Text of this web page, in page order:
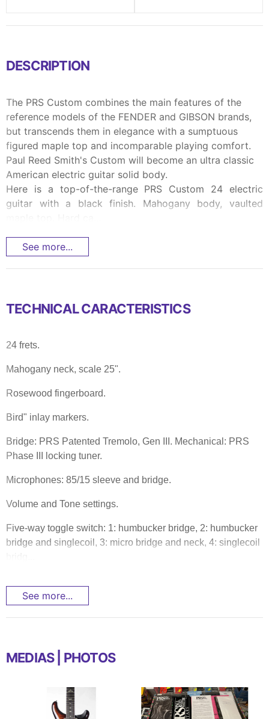
DESCRIPTION
The PRS Custom combines the main features of the
reference models of the FENDER and GIBSON brands,
but transcends them in elegance with a sumptuous
figured maple top and incomparable playing comfort.
Paul Reed Smith's Custom will become an ultra classic
American electric guitar solid body.
Here is a top-of-the-range PRS Custom 24 electric
guitar with a black finish. Mahogany body, vaulted
See more...
TECHNICAL CARACTERISTICS
24 frets.
Mahogany neck, scale 25".
Rosewood fingerboard.
Bird" inlay markers.
Bridge: PRS Patented Tremolo, Gen III. Mechanical: PRS
Phase III locking tuner.
Microphones: 85/15 sleeve and bridge.
Volume and Tone settings.
Five-way toggle switch: 1: humbucker bridge, 2: humbucker
bridge and singlecoil, 3: micro bridge and neck, 4: singlecoil
See more...
MEDIAS | PHOTOS